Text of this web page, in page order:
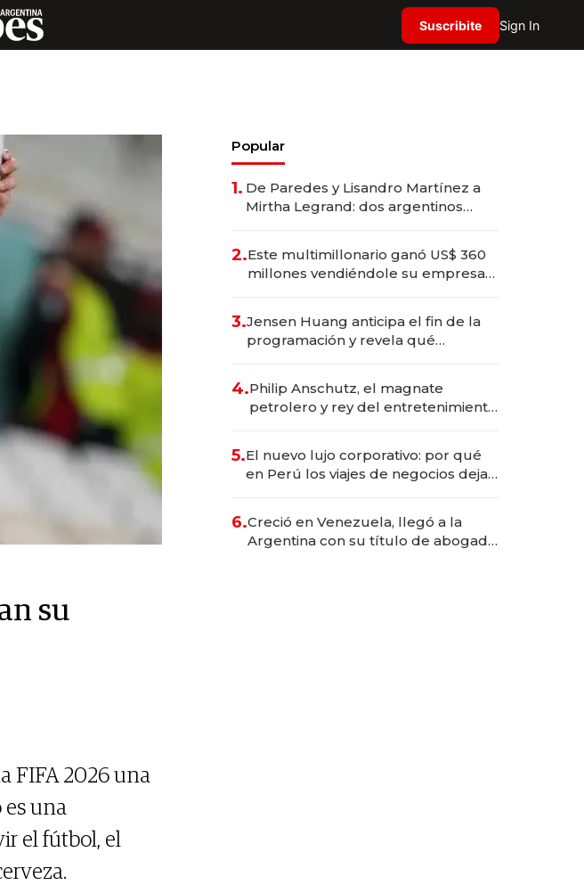
Suscribite Sign In
su
FIFA 2026 una
una
el fútbol, el
Popular
1. De Paredes y Lisandro Martínez a
Mirtha Legrand: dos argentinos
deportivo y el cuidado corporal
2.Este multimillonario ganó US$ 360
millones vendiéndole su empresa
3.Jensen Huang anticipa el fin de la
programación y revela qué
4.Philip Anschutz, el magnate
petrolero y rey del entretenimiento
5.El nuevo lujo corporativo: por qué
en Perú los viajes de negocios dejan
6.Creció en Venezuela, llegó a la
Argentina con su título de abogado